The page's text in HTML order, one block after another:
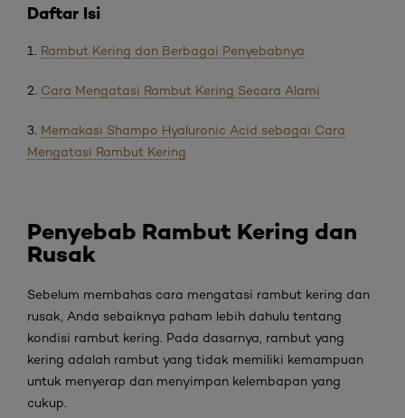
Daftar Isi
1. Rambut Kering dan Berbagai Penyebabnya
2. Cara Mengatasi Rambut Kering Secara Alami
3. Memakasi Shampo Hyaluronic Acid sebagai Cara
Mengatasi Rambut Kering
Penyebab Rambut Kering dan
Rusak
Sebelum membahas cara mengatasi rambut kering dan
rusak, Anda sebaiknya paham lebih dahulu tentang
kondisi rambut kering. Pada dasarnya, rambut yang
kering adalah rambut yang tidak memiliki kemampuan
untuk menyerap dan menyimpan kelembapan yang
cukup.